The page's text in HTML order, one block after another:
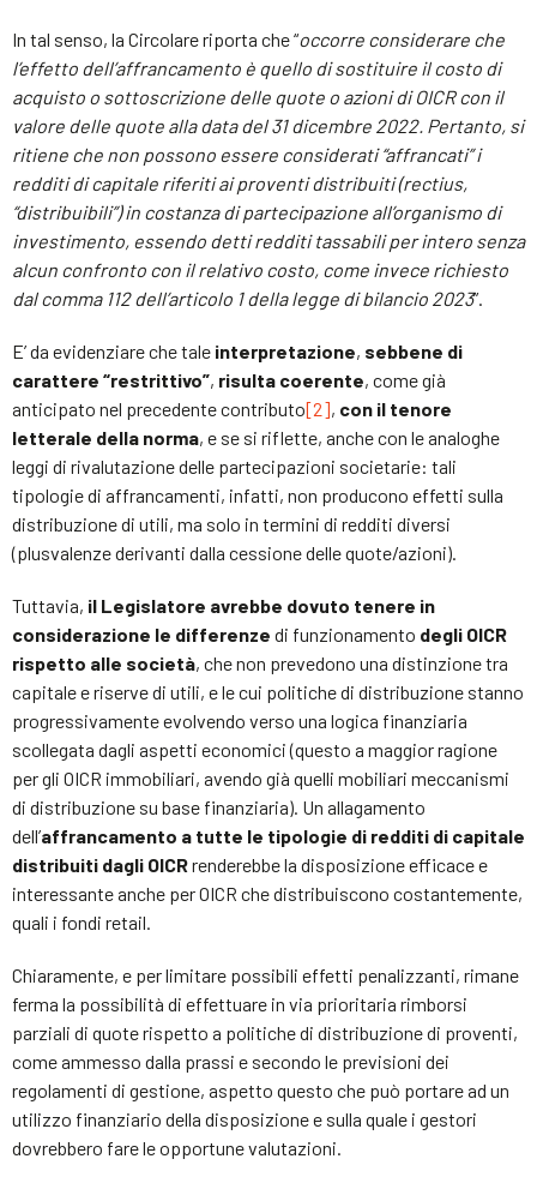
In tal senso, la Circolare riporta che “occorre considerare che
l’effetto dell’affrancamento è quello di sostituire il costo di
acquisto o sottoscrizione delle quote o azioni di OICR con il
valore delle quote alla data del 31 dicembre 2022. Pertanto, si
ritiene che non possono essere considerati “affrancati” i
redditi di capitale riferiti ai proventi distribuiti (rectius,
“distribuibili”) in costanza di partecipazione all’organismo di
investimento, essendo detti redditi tassabili per intero senza
alcun confronto con il relativo costo, come invece richiesto
dal comma 112 dell’articolo 1 della legge di bilancio 2023”.
E’ da evidenziare che tale interpretazione, sebbene di
carattere “restrittivo”, risulta coerente, come già
anticipato nel precedente contributo[2], con il tenore
letterale della norma, e se si riflette, anche con le analoghe
leggi di rivalutazione delle partecipazioni societarie: tali
tipologie di affrancamenti, infatti, non producono effetti sulla
distribuzione di utili, ma solo in termini di redditi diversi
(plusvalenze derivanti dalla cessione delle quote/azioni).
Tuttavia, il Legislatore avrebbe dovuto tenere in
considerazione le differenze di funzionamento degli OICR
rispetto alle società, che non prevedono una distinzione tra
capitale e riserve di utili, e le cui politiche di distribuzione stanno
progressivamente evolvendo verso una logica finanziaria
scollegata dagli aspetti economici (questo a maggior ragione
per gli OICR immobiliari, avendo già quelli mobiliari meccanismi
di distribuzione su base finanziaria). Un allagamento
dell’affrancamento a tutte le tipologie di redditi di capitale
distribuiti dagli OICRrenderebbe la disposizione efficace e
interessante anche per OICR che distribuiscono costantemente,
quali i fondi retail.
Chiaramente, e per limitare possibili effetti penalizzanti, rimane
ferma la possibilità di effettuare in via prioritaria rimborsi
parziali di quote rispetto a politiche di distribuzione di proventi,
come ammesso dalla prassi e secondo le previsioni dei
regolamenti di gestione, aspetto questo che può portare ad un
utilizzo finanziario della disposizione e sulla quale i gestori
dovrebbero fare le opportune valutazioni.